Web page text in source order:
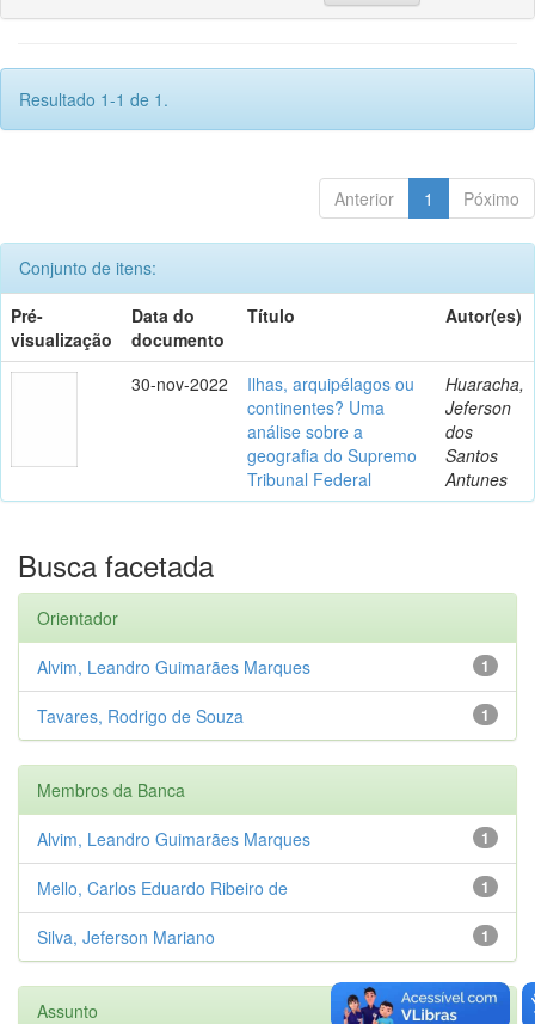
Resultado 1-1 de 1.
Anterior 1 Póximo
Conjunto de itens:
Pré-
visualização
Data do
documento
Título Autor(es)
30-nov-2022
Ilhas, arquipélagos ou
continentes? Uma
análise sobre a
geografia do Supremo
Tribunal Federal
Huaracha,
Jeferson
dos
Santos
Antunes
Busca facetada
Orientador
1
Alvim, Leandro Guimarães Marques
1
Tavares, Rodrigo de Souza
Membros da Banca
1
Alvim, Leandro Guimarães Marques
1
Mello, Carlos Eduardo Ribeiro de
1
Silva, Jeferson Mariano
Assunto